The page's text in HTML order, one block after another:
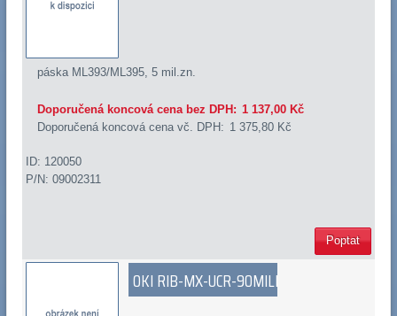
páska ML393/ML395, 5 mil.zn.
Doporučená koncová cena bez DPH: 1 137,00 Kč
Doporučená koncová cena vč. DPH: 1 375,80 Kč
ID: 120050
P/N: 09002311
Poptat
OKI RIB-MX-UCR-90MILL